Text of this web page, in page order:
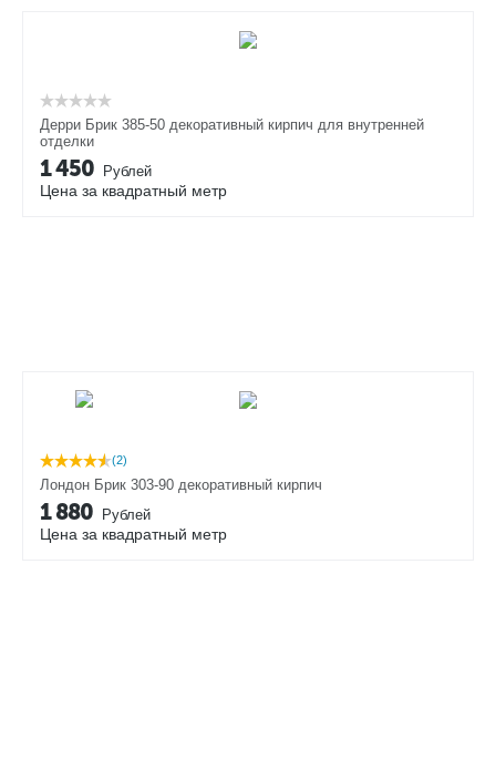
Дерри Брик 385-50 декоративный кирпич для внутренней
отделки
1 450 Рублей
Цена за квадратный метр
(2)
Лондон Брик 303-90 декоративный кирпич
1 880 Рублей
Цена за квадратный метр